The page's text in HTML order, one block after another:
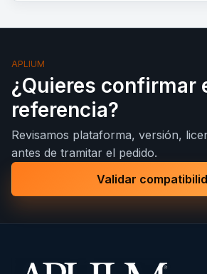
APLIUM
¿Quieres confirmar
referencia?
Revisamos plataforma, versión,
antes de tramitar el pedido.
Validar